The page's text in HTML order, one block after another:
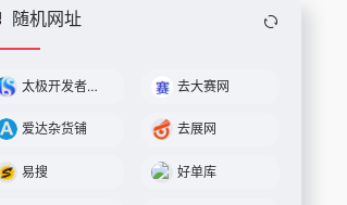
随机网址
太极开发者平台 去大赛网
爱达杂货铺 去展网
易搜 好单库